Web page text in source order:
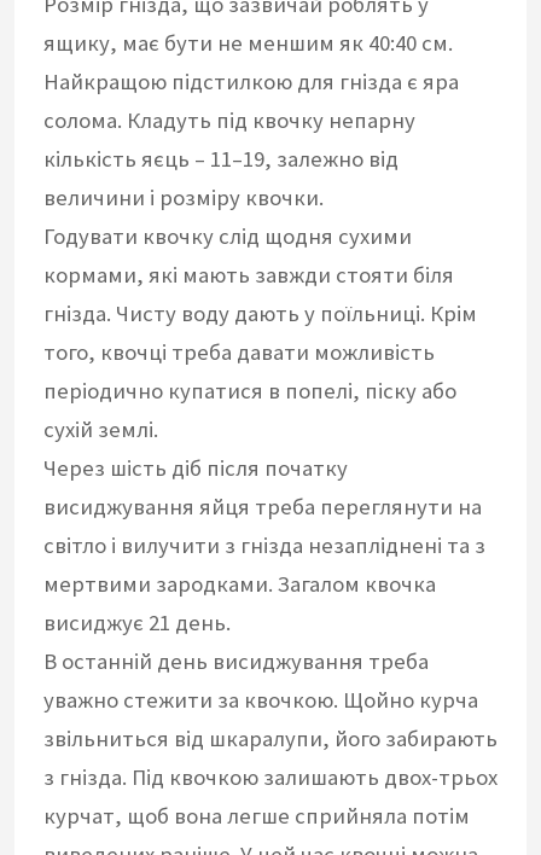
ящику, має бути не меншим як 40:40 см.
Найкращою підстилкою для гнізда є яра
солома. Кладуть під квочку непарну
кількість яєць – 11–19, залежно від
величини і розміру квочки.
Годувати квочку слід щодня сухими
кормами, які мають завжди стояти біля
гнізда. Чисту воду дають у поїльниці. Крім
того, квочці треба давати можливість
періодично купатися в попелі, піску або
сухій землі.
Через шість діб після початку
висиджування яйця треба переглянути на
світло і вилучити з гнізда незапліднені та з
мертвими зародками. Загалом квочка
висиджує 21 день.
В останній день висиджування треба
уважно стежити за квочкою. Щойно курча
звільниться від шкаралупи, його забирають
з гнізда. Під квочкою залишають двох-трьох
курчат, щоб вона легше сприйняла потім